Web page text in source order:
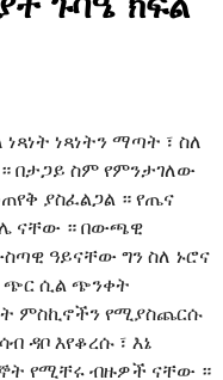
ነጻነትን ማጣት ፣ ስለ
በታጋይ ስም የምንታገለው
ያስፈልጋል ። የጤና
ናቸው ። በውጫዊ
ዓይናቸው ግን ስለ ኑሮና
ጭር ሲል ጭንቀት
ምስኪኖችን የሚያስጨርሱ
ዳቦ እየቆረሱ ፣ እኔ
የሚቸሩ ብዙዎች ናቸው ።